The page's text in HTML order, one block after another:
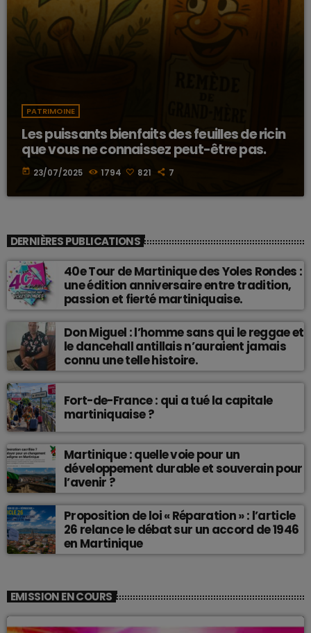
PATRIMOINE
Les puissants bienfaits des feuilles de ricin
que vous ne connaissez peut-être pas.
today 23/07/2025 1794 821 7
DERNIÈRES PUBLICATIONS
40e Tour de Martinique des Yoles Rondes :
une édition anniversaire entre tradition,
passion et fierté martiniquaise.
Don Miguel : l’homme sans qui le reggae et
le dancehall antillais n’auraient jamais
connu une telle histoire.
Fort-de-France : qui a tué la capitale
martiniquaise ?
Martinique : quelle voie pour un
développement durable et souverain pour
l’avenir ?
Proposition de loi « Réparation » : l’article
26 relance le débat sur un accord de 1946
en Martinique
EMISSION EN COURS